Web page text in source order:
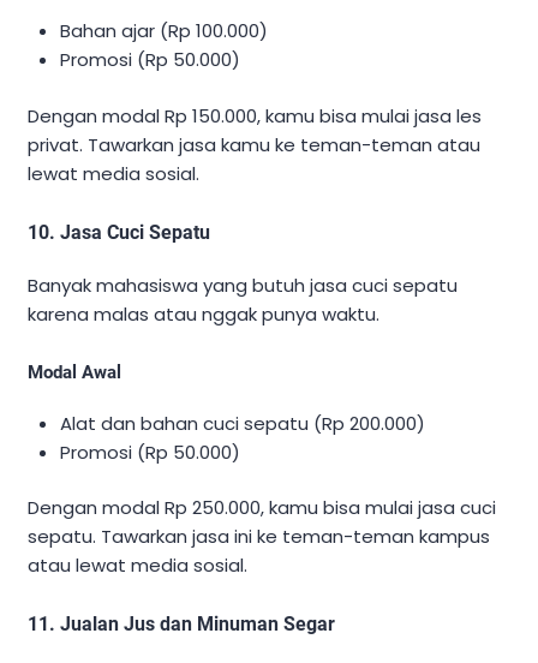
Bahan ajar (Rp 100.000)
Promosi (Rp 50.000)
Dengan modal Rp 150.000, kamu bisa mulai jasa les
privat. Tawarkan jasa kamu ke teman-teman atau
lewat media sosial.
10. Jasa Cuci Sepatu
Banyak mahasiswa yang butuh jasa cuci sepatu
karena malas atau nggak punya waktu.
Modal Awal
Alat dan bahan cuci sepatu (Rp 200.000)
Promosi (Rp 50.000)
Dengan modal Rp 250.000, kamu bisa mulai jasa cuci
sepatu. Tawarkan jasa ini ke teman-teman kampus
atau lewat media sosial.
11. Jualan Jus dan Minuman Segar